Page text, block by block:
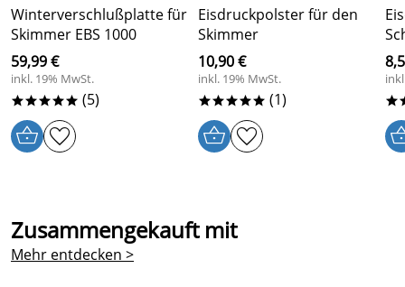
Endlich ein Verschluß der passt.Super!!!
Kaufdatum: 13.11.2021
Bewertungsdatum: 25.11.2021
Winterverschlußplatte für
Skimmer EBS 1000
59,99 €
inkl. 19% MwSt.
***** (5)
Eisdruckpolster für den
Skimmer
10,90 €
inkl. 19% MwSt.
***** (1)
Zusammengekauft mit
Mehr entdecken >